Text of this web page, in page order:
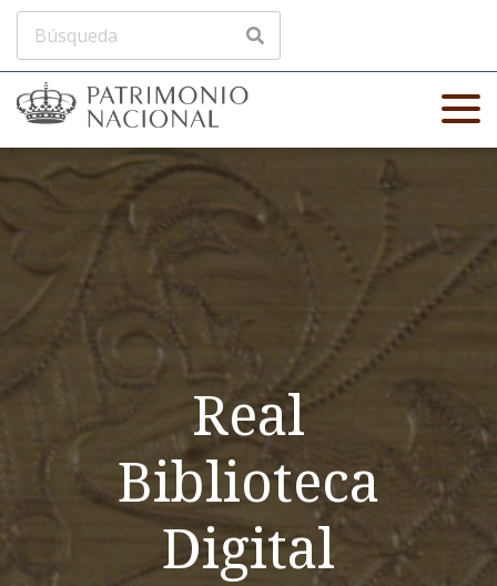
Real
Biblioteca
Digital